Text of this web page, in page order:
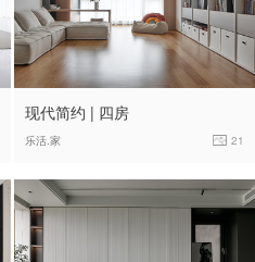
现代简约 | 四房
乐活.家 21